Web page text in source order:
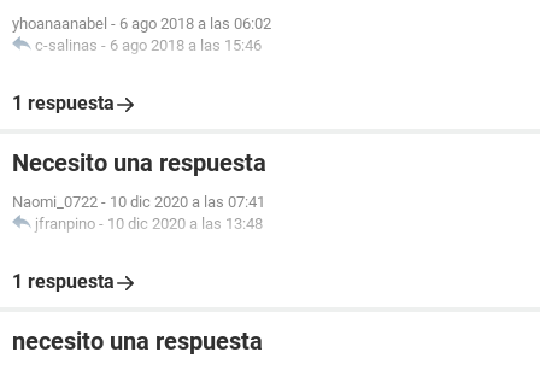
yhoanaanabel - 6 ago 2018 a las 06:02
c-salinas - 6 ago 2018 a las 15:46
1 respuesta
Necesito una respuesta
Naomi_0722 - 10 dic 2020 a las 07:41
jfranpino - 10 dic 2020 a las 13:48
1 respuesta
necesito una respuesta